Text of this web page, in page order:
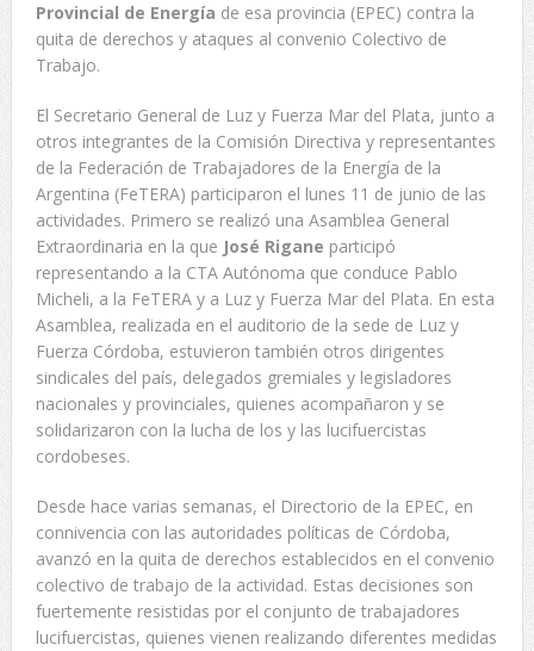
Provincial de Energía de esa provincia (EPEC) contra la
quita de derechos y ataques al convenio Colectivo de
Trabajo.
El Secretario General de Luz y Fuerza Mar del Plata, junto a
otros integrantes de la Comisión Directiva y representantes
de la Federación de Trabajadores de la Energía de la
Argentina (FeTERA) participaron el lunes 11 de junio de las
actividades. Primero se realizó una Asamblea General
Extraordinaria en la que José Rigane participó
representando a la CTA Autónoma que conduce Pablo
Micheli, a la FeTERA y a Luz y Fuerza Mar del Plata. En esta
Asamblea, realizada en el auditorio de la sede de Luz y
Fuerza Córdoba, estuvieron también otros dirigentes
sindicales del país, delegados gremiales y legisladores
nacionales y provinciales, quienes acompañaron y se
solidarizaron con la lucha de los y las lucifuercistas
cordobeses.
Desde hace varias semanas, el Directorio de la EPEC, en
connivencia con las autoridades políticas de Córdoba,
avanzó en la quita de derechos establecidos en el convenio
colectivo de trabajo de la actividad. Estas decisiones son
fuertemente resistidas por el conjunto de trabajadores
lucifuercistas, quienes vienen realizando diferentes medidas